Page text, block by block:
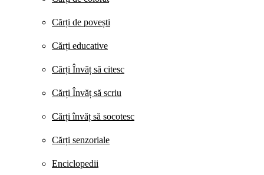
Cărți de povești
Cărți educative
Cărți Învăț să citesc
Cărți Învăț să scriu
Cărți învăț să socotesc
Cărți senzoriale
Enciclopedii